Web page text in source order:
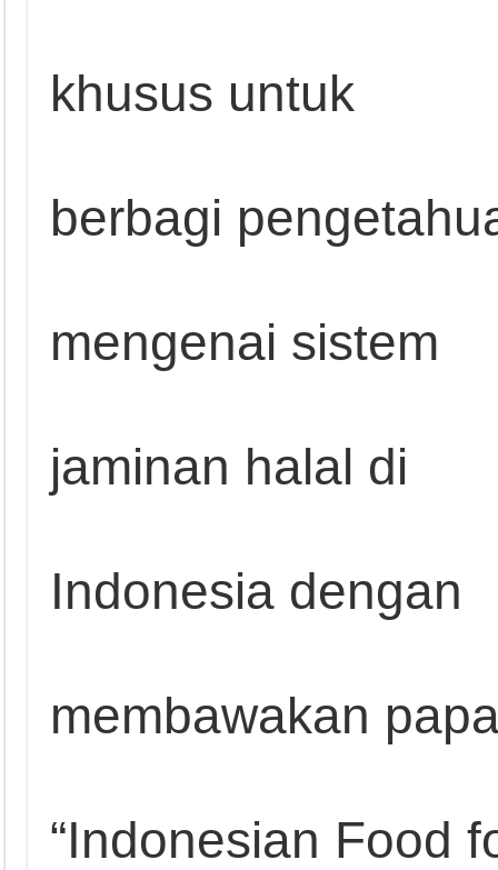
khusus untuk
berbagi
mengenai sistem
jaminan halal di
Indonesia dengan
membawakan
“Indonesian Food